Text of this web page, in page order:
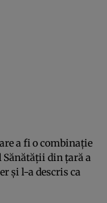
a fi o combinaţie
din ţară a
şi l-a descris ca